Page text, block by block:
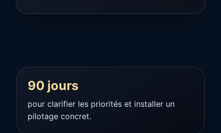
90 jours
pour clarifier les priorités et installer un
pilotage concret.